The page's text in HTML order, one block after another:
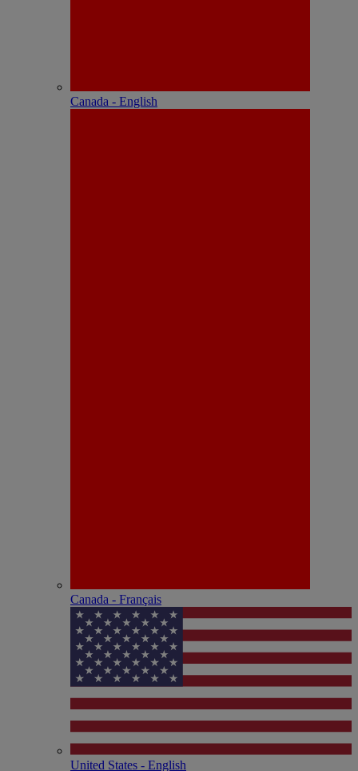
Canada - English
Canada - Français
United States - English